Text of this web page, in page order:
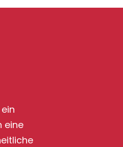
eine